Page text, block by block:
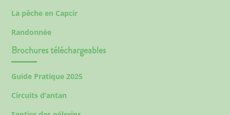
La pêche en Capcir
Randonnée
Brochures téléchargeables
Guide Pratique 2025
Circuits d’antan